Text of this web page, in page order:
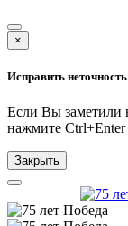
×
Исправить неточность
Если Вы заметили
нажмите Ctrl+Enter
Закрыть